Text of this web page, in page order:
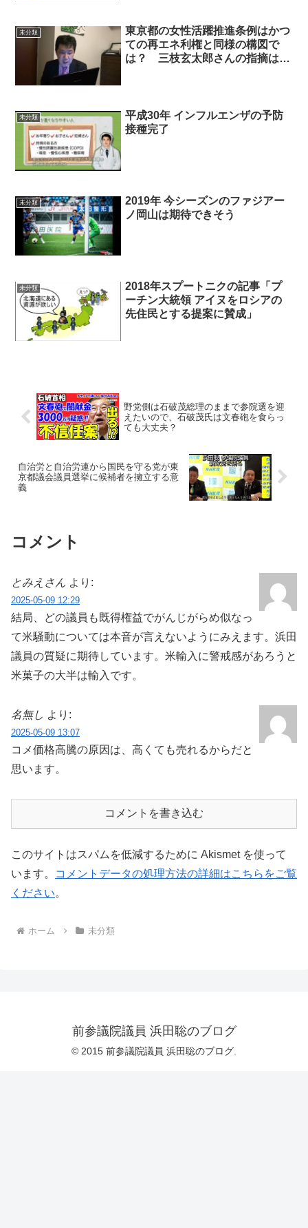
未分類
東京都の女性活躍推進条例はかつ
ての再エネ利権と同様の構図で
は？ 三枝玄太郎さんの指摘は重
未分類
平成30年 インフルエンザの予防
接種完了
未分類
2019年 今シーズンのファジアー
ノ岡山は期待できそう
未分類
2018年スプートニクの記事「プ
ーチン大統領 アイヌをロシアの
先住民とする提案に賛成」
野党側は石破茂総理のままで参院選を迎
えたいので、石破茂氏は文春砲を食らっ
ても大丈夫？
自治労と自治労連から国民を守る党が東
京都議会議員選挙に候補者を擁立する意
義
コメント
とみえさん より:
2025-05-09 12:29
結局、どの議員も既得権益でがんじがらめ似なっ
て米騒動については本音が言えないようにみえます。浜田
議員の質疑に期待しています。米輸入に警戒感があろうと
米菓子の大半は輸入です。
名無し より:
2025-05-09 13:07
コメ価格高騰の原因は、高くても売れるからだと
思います。
コメントを書き込む
このサイトはスパムを低減するために Akismet を使って
います。
コメントデータの処理方法の詳細はこちらをご覧
ください。
ホーム 未分類
前参議院議員 浜田聡のブログ
© 2015 前参議院議員 浜田聡のブログ.